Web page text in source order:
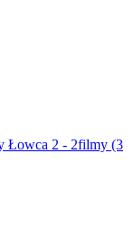
Łowca 2 - 2filmy (3